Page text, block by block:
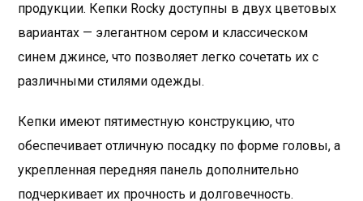
продукции. Кепки Rocky доступны в двух цветовых
вариантах — элегантном сером и классическом
синем джинсе, что позволяет легко сочетать их с
различными стилями одежды.
Кепки имеют пятиместную конструкцию, что
обеспечивает отличную посадку по форме головы, а
укрепленная передняя панель дополнительно
подчеркивает их прочность и долговечность.